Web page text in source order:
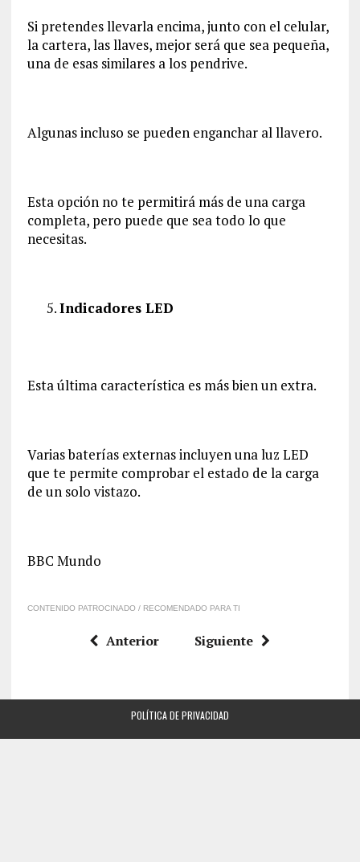
Si pretendes llevarla encima, junto con el celular,
la cartera, las llaves, mejor será que sea pequeña,
una de esas similares a los pendrive.
Algunas incluso se pueden enganchar al llavero.
Esta opción no te permitirá más de una carga
completa, pero puede que sea todo lo que
necesitas.
Indicadores LED
Esta última característica es más bien un extra.
Varias baterías externas incluyen una luz LED
que te permite comprobar el estado de la carga
de un solo vistazo.
BBC Mundo
CONTENIDO PATROCINADO / RECOMENDADO PARA TI
Anterior Siguiente
POLÍTICA DE PRIVACIDAD